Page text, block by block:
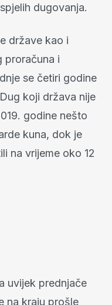
dugovanja.
države kao i
proračuna i
se četiri godine
koji država nije
godine nešto
kuna, dok je
na vrijeme oko 12
uvijek prednjače
na kraju prošle